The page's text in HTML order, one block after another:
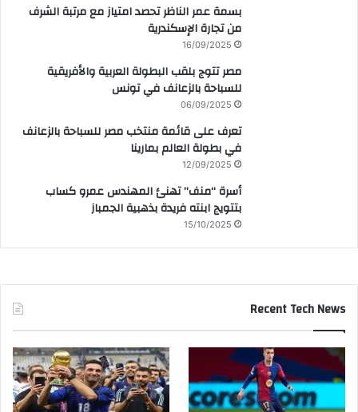
بسمة عمر الناظر تحصد امتياز مع مرتبة الشرف
من تجارة الإسكندرية
16/09/2025
مصر تتوج بلقب البطولة العربية والأفريقية
للسباحة بالزعانف في تونس
06/09/2025
تعرف على قائمة منتخب مصر للسباحة بالزعانف
في بطولة العالم بمارينا
12/09/2025
أسرة “منف” تهنئ المهندس عمرو كساب
بتتويج ابنته فريدة بذهبية الجمباز
15/10/2025
Recent Tech News